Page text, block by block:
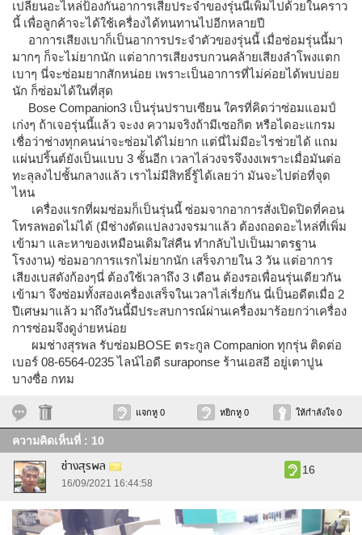
เปลี่ยนอะไหล่ป้องกันอาการเสียประจำของรุ่นนี้เพิ่มไปด้วยในคราว
นี้ เพื่อลูกค้าจะได้ใช้เครื่องได้ทนทานไปอีกหลายปี
อาการเสียงเบาก็เป็นอาการประจำตัวของรุ่นนี้ เมื่อซ่อมรุ่นนี้มา
มากๆ ก็จะไม่ยากนัก แต่อาการเสียงรบกวนคล้ายเสียงลำโพงแตก
เบาๆ นี่จะซ่อมยากสักหน่อย เพราะเป็นอาการที่ไม่ค่อยได้พบบ่อย
นัก ก็ซ่อมได้ในที่สุด
Bose Companion3 เป็นรุ่นปราบเซียน ใครที่คิดว่าซ่อมแอมป์
เก่งๆ ถ้าเจอรุ่นนี้แล้ว จะงง ความจริงถ้ามีเซอกิต หรือไดอะแกรม
เชื่อว่าช่างทุกคนน่าจะซ่อมได้ไม่ยาก แต่นี่ไม่มีอะไรช่วยได้ แถม
แผ่นปริ้นต์ยังเป็นแบบ 3 ชั้นอีก เวลาไล่วงจรจึงงงเพราะเมื่อมันต่อ
ทะลุลงไปชั้นกลางแล้ว เราไม่มีสิทธิ์รู้ได้เลยว่า มันจะไปต่อที่จุด
ไหน
เครื่องแรกที่ผมซ่อมก็เป็นรุ่นนี้ ซ่อมจากอาการสั่งเปิดปิดที่คอน
โทรลพอดไม่ได้ (มีช่างดัดแปลงวงจรมาแล้ว ต้องถอดอะไหล่ที่เพิ่ม
เข้ามา และหาของเหมือนเดิมใส่คืน ทำกลับไปเป็นมาตรฐาน
โรงงาน) ซ่อมอาการแรกไม่ยากนัก เสร็จภายใน 3 วัน แต่อาการ
เสียงเบสดังก้องๆนี่ ต้องใช้เวลาถึง 3 เดือน ต้องรอเพื่อนรุ่นเดียวกัน
เข้ามา จึงซ่อมทั้งสองเครื่องเสร็จในเวลาไล่เรี่ยกัน นี่เป็นอดีตเมื่อ 2
ปีเศษมาแล้ว มาถึงวันนี้มีประสบการณ์ผ่านเครื่องมาร้อยกว่าเครื่อง
การซ่อมจึงดูง่ายหน่อย
ผมช่างสุรพล รับซ่อมBOSE ตระกูล Companion ทุกรุ่น ติดต่อ
เบอร์ 08-6564-0235 ไลน์ไอดี suraponse ร้านเอสอี อยู่เตาปูน
บางซื่อ กทม
แจกหู 0 หยิกหู 0 ให้กำลังใจ 0
ความคิดเห็นที่ : 10
ช่างสุรพล
16/09/2021 16:44:58
16